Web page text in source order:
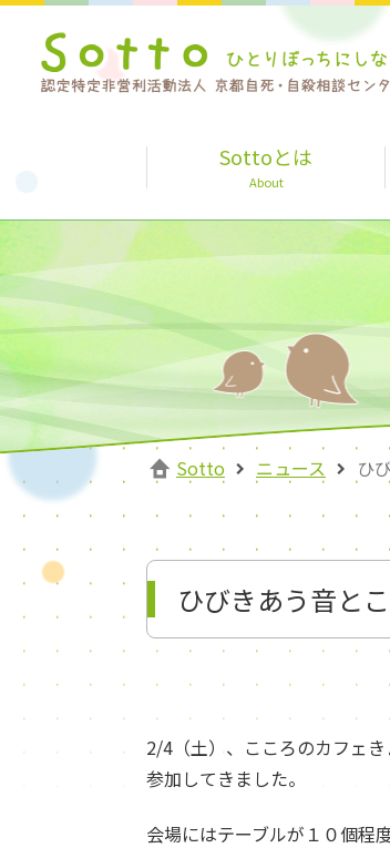
Sottoとは
About
Sotto ニュース ひ
ひびきあう音と
2/4（土）、こころのカフェ
参加してきました。
会場にはテーブルが１０個程